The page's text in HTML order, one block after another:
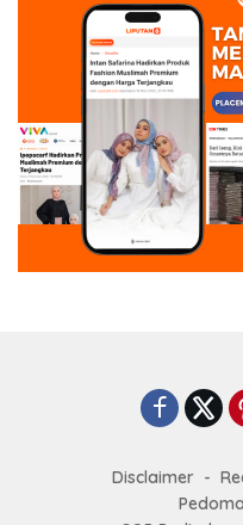
Disclaimer